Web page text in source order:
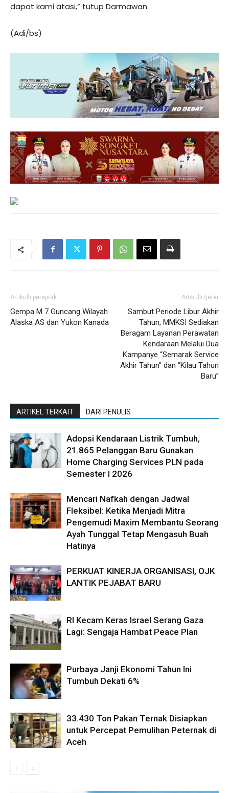
dapat kami atasi,” tutup Darmawan.
(Adi/bs)
Artikulli paraprak
Gempa M 7 Guncang Wilayah
Alaska AS dan Yukon Kanada
Artikulli tjetër
Sambut Periode Libur Akhir
Tahun, MMKSI Sediakan
Beragam Layanan Perawatan
Kendaraan Melalui Dua
Kampanye “Semarak Service
Akhir Tahun” dan “Kilau Tahun
Baru”
ARTIKEL TERKAIT DARI PENULIS
Adopsi Kendaraan Listrik Tumbuh,
21.865 Pelanggan Baru Gunakan
Home Charging Services PLN pada
Semester I 2026
Mencari Nafkah dengan Jadwal
Fleksibel: Ketika Menjadi Mitra
Pengemudi Maxim Membantu Seorang
Ayah Tunggal Tetap Mengasuh Buah
Hatinya
PERKUAT KINERJA ORGANISASI, OJK
LANTIK PEJABAT BARU
RI Kecam Keras Israel Serang Gaza
Lagi: Sengaja Hambat Peace Plan
Purbaya Janji Ekonomi Tahun Ini
Tumbuh Dekati 6%
33.430 Ton Pakan Ternak Disiapkan
untuk Percepat Pemulihan Peternak di
Aceh